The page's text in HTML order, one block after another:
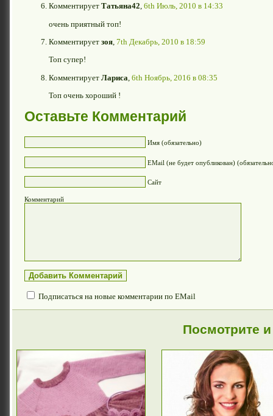
Комментирует Татьяна42, 6th Июль, 2010 в 14:33
очень приятный топ!
Комментирует зоя 7th Декабрь, 2010 в 18:59
Топ супер!
Комментирует Лариса 6th Ноябрь, 2016 в 08:35
Топ очень хороший !
Оставьте Комментарий
Имя (обязательно)
EMail (не будет опубликован)
Сайт
Комментарий
Подписаться на новые комментарии по EMail
Посмотрите